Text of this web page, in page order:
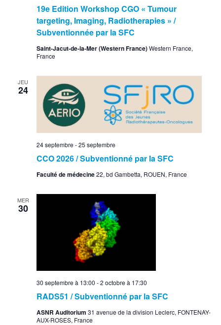
19e Edition Workshop CGO « Tumour
targeting, Imaging, Radiotherapies » /
Subventionnée par la SFC
Saint-Jacut-de-la-Mer (Western France)Western France,
France
JEU
24
CCO 2026 / Subventionné par la SFC
24 septembre -25 septembre
Faculté de médecine22, bd Gambetta, ROUEN, France
MER
30
RADS51 / Subventionné par la SFC
30 septembre à 13:00 -2 octobre à 17:30
ASNR Auditorium 31 avenue de la division Leclerc, FONTENAY-
AUX-ROSES, France